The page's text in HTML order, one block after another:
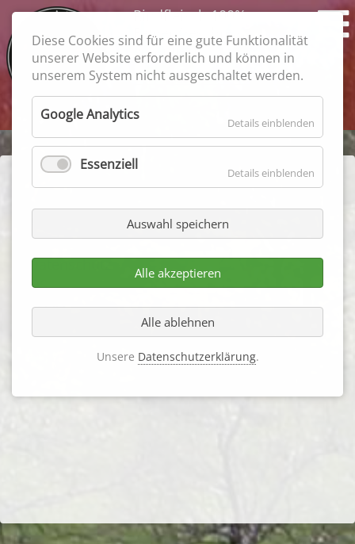
Rindfleisch 100%
Feiner Geschmack
garantiert
Suchbegriffe
Impressum
Datenschutz
QS
VLOG
Diese Cookies sind für eine gute Funktionalität
unserer Website erforderlich und können in
unserem System nicht ausgeschaltet werden.
Google Analytics Details einblenden
Essenziell Details einblenden
Auswahl speichern
Alle akzeptieren
Alle ablehnen
Unsere Datenschutzerklärung.